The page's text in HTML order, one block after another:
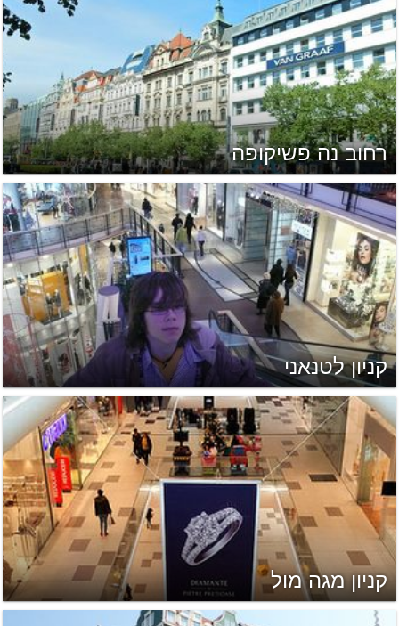
רחוב נה פשיקופה
קניון לטנאני
קניון מגה מול